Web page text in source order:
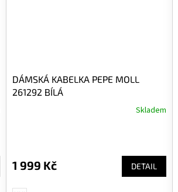
DÁMSKÁ KABELKA PEPE MOLL
261292 BÍLÁ
Skladem
1 999 Kč DETAIL